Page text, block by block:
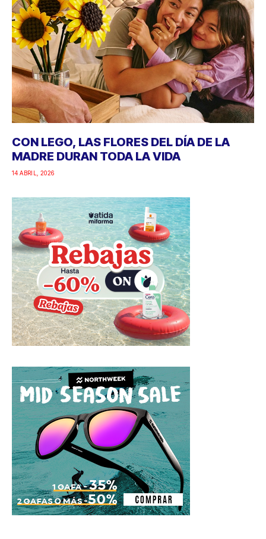
CON LEGO, LAS FLORES DEL DÍA DE LA
MADRE DURAN TODA LA VIDA
14 ABRIL, 2026